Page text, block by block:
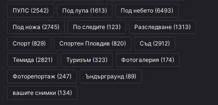
ПУЛС (2542) Под лупа (1613) Под небето (6493)
Под ножа (2745) По следите (123) Разследване (1313)
Спорт (829) Спортен Пловдив (820) Съд (2912)
Темида (2821) Туризъм (323) Фотогалерия (174)
Фоторепортаж (247) Ъндърграунд (89)
вашите снимки (134)